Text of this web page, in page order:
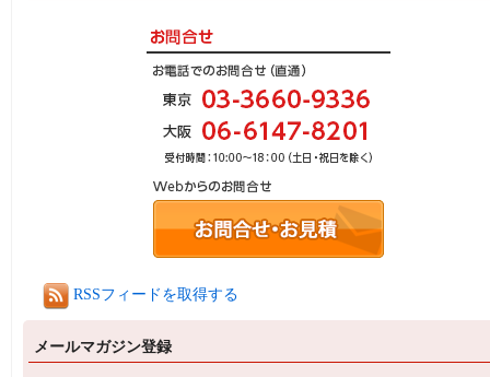
RSSフィードを取得する
メールマガジン登録